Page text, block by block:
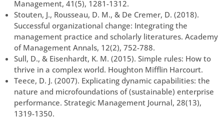
Management, 41(5), 1281-1312.
Stouten, J., Rousseau, D. M., & De Cremer, D. (2018).
Successful organizational change: Integrating the
management practice and scholarly literatures. Academy
of Management Annals, 12(2), 752-788.
Sull, D., & Eisenhardt, K. M. (2015). Simple rules: How to
thrive in a complex world. Houghton Mifflin Harcourt.
Teece, D. J. (2007). Explicating dynamic capabilities: the
nature and microfoundations of (sustainable) enterprise
performance. Strategic Management Journal, 28(13),
1319-1350.